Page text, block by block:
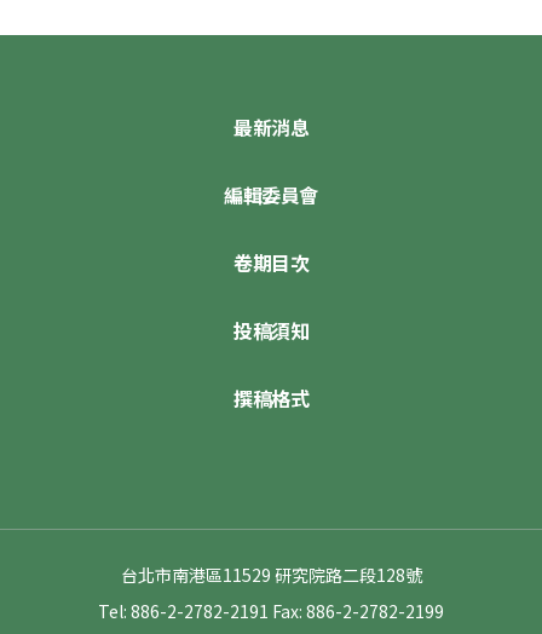
最新消息
編輯委員會
卷期目次
投稿須知
撰稿格式
台北市南港區11529 研究院路二段128號
Tel: 886-2-2782-2191 Fax: 886-2-2782-2199